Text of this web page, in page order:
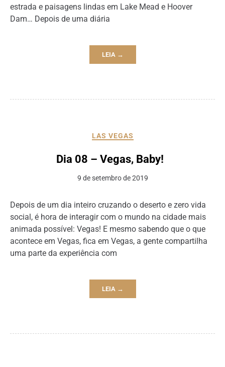
estrada e paisagens lindas em Lake Mead e Hoover
Dam… Depois de uma diária
LEIA →
LAS VEGAS
Dia 08 – Vegas, Baby!
9 de setembro de 2019
Depois de um dia inteiro cruzando o deserto e zero vida
social, é hora de interagir com o mundo na cidade mais
animada possível: Vegas! E mesmo sabendo que o que
acontece em Vegas, fica em Vegas, a gente compartilha
uma parte da experiência com
LEIA →